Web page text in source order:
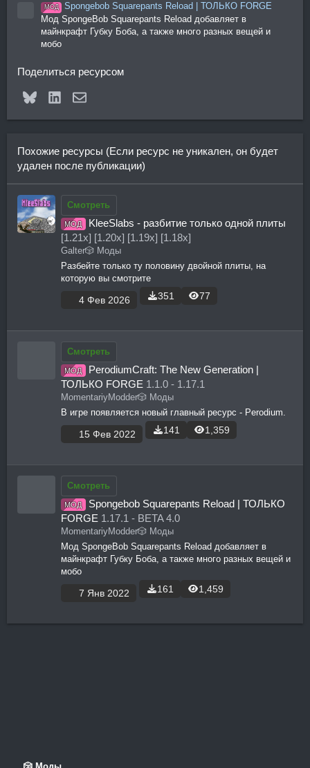
Иконка ресурса
МОД
Spongebob Squarepants Reload | ТОЛЬКО FORGE
Мод SpongeBob Squarepants Reload добавляет в
майнкрафт Губку Боба, а также много разных вещей и
мобо
Поделиться ресурсом
BlueskyLinkedInЭлектронная почта
Похожие ресурсы (Если ресурс не уникален, он будет
удален после публикации)
Смотреть
МОД
KleeSlabs - разбитие только одной плиты
[1.21х] [1.20х] [1.19х] [1.18х]
Galter🎲 Моды
Разбейте только ту половину двойной плиты, на
которую вы смотрите
4 Фев 2026 351 77
а
Смотреть
МОД
PerodiumCraft: The New Generation |
ТОЛЬКО FORGE 1.1.0 - 1.17.1
MomentariyModder🎲 Моды
В игре появляется новый главный ресурс - Perodium.
15 Фев 2022 141 1,359
И
р
Смотреть
МОД
Spongebob Squarepants Reload | ТОЛЬКО
FORGE 1.17.1 - BETA 4.0
MomentariyModder🎲 Моды
Мод SpongeBob Squarepants Reload добавляет в
майнкрафт Губку Боба, а также много разных вещей и
мобо
7 Янв 2022 161 1,459